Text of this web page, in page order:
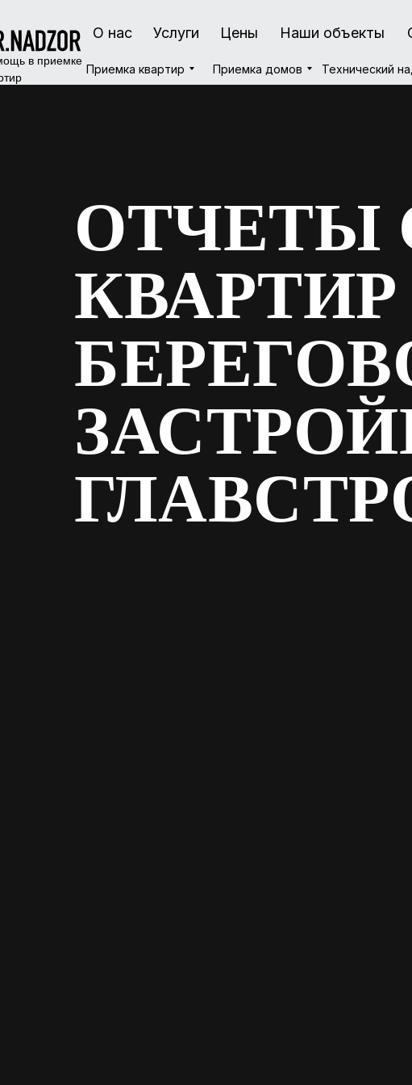
О нас Услуги Цены Наши объекты
в приемке
Приемка квартир Приемка домов Технический
Наши объекты
Цены
Услуги
О нас
Приемка квартир Приемка домов Технический
ОТЧЕТЫ